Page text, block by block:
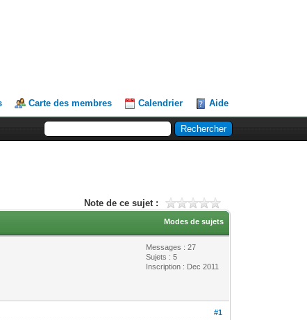
Carte des membres Calendrier Aide
Note de ce sujet :
Modes de sujets
Messages : 27
Sujets : 5
Inscription : Dec 2011
#1